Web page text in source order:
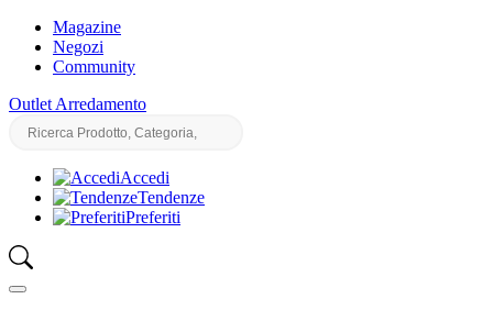
Magazine
Negozi
Community
Outlet Arredamento
Accedi
Tendenze
Preferiti